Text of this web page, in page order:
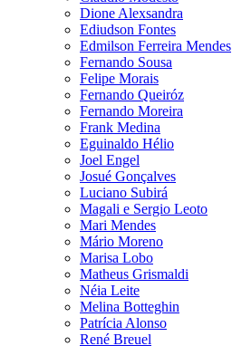
Dione Alexsandra
Ediudson Fontes
Edmilson Ferreira Mendes
Fernando Sousa
Felipe Morais
Fernando Queiróz
Fernando Moreira
Frank Medina
Eguinaldo Hélio
Joel Engel
Josué Gonçalves
Luciano Subirá
Magali e Sergio Leoto
Mari Mendes
Mário Moreno
Marisa Lobo
Matheus Grismaldi
Néia Leite
Melina Botteghin
Patrícia Alonso
René Breuel